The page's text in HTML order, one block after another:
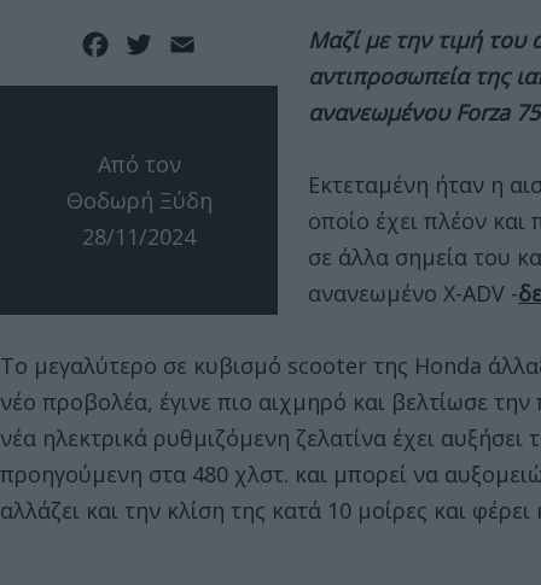
Facebook
Twitter
Από τον
Θοδωρή Ξύδη
28/11/2024
Μαζί με την τιμή του
αντιπροσωπεία της
ανανεωμένου Forza
Εκτεταμένη ήταν η
οποίο έχει πλέον
σε άλλα σημεία του
ανανεωμένο X-ADV -
Το μεγαλύτερο σε κυβισμό scooter της Honda
νέο προβολέα, έγινε πιο αιχμηρό και βελτίωσε
νέα ηλεκτρικά ρυθμιζόμενη ζελατίνα έχει
προηγούμενη στα 480 χλστ. και μπορεί να
αλλάζει και την κλίση της κατά 10 μοίρες και